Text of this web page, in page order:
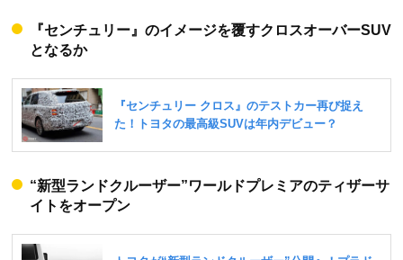
『センチュリー』のイメージを覆すクロスオーバーSUV
となるか
“新型ランドクルーザー”ワールドプレミアのティザーサ
イトをオープン